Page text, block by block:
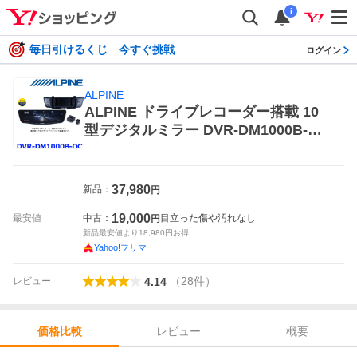
i
毎日引けるくじ 今すぐ挑戦 ログイン
ALPINE
ALPINE ドライブレコーダー搭載 10
型デジタルミラー DVR-DM1000B-OC
最安値
新品： 37,980円
中古： 19,000円 目立った傷や汚れなし
新品最安値より 18,980円お得
Yahoo!フリマ
レビュー 4.14 （28件）
価格比較 レビュー
概要